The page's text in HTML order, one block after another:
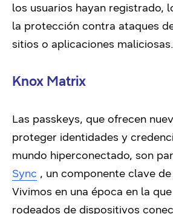
los usuarios hayan registrado,
la protección contra ataques
sitios o aplicaciones maliciosas.
Knox Matrix
Las passkeys, que ofrecen
proteger identidades y
mundo hiperconectado, son
Sync , un componente clave de
Vivimos en una época en la
rodeados de dispositivos